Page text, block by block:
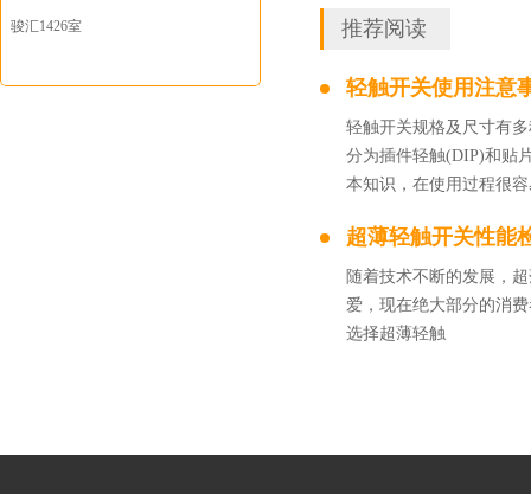
骏汇1426室 推荐阅读
轻触开关使用注意
轻触开关规格及尺寸有
分为插件轻触(DIP)和贴
本知识，在使用过程很
超薄轻触开关性能
随着技术不断的发展，
爱，现在绝大部分的消
选择超薄轻触